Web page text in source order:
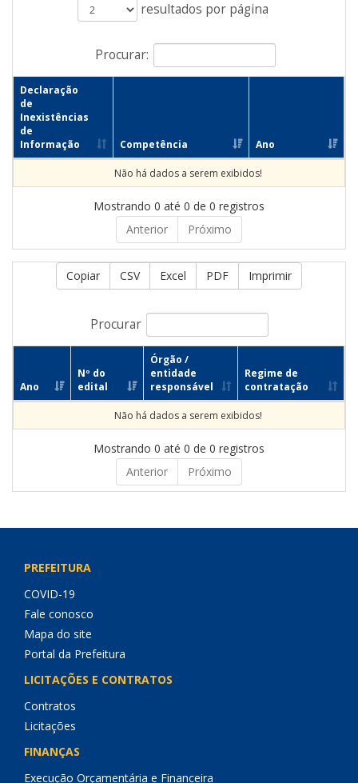
resultados por página
Procurar:
Declaração
de
Inexistências
de
Informação
Competência Ano
Não há dados a serem exibidos!
Mostrando 0 até 0 de 0 registros
Anterior
Próximo
Copiar CSV Excel PDF Imprimir
Procurar
Ano
Nº do
edital
Órgão /
entidade
responsável
Regime de
contratação
Não há dados a serem exibidos!
Mostrando 0 até 0 de 0 registros
Anterior
Próximo
PREFEITURA
COVID-19
Fale conosco
Mapa do site
Portal da Prefeitura
LICITAÇÕES E CONTRATOS
Contratos
Licitações
FINANÇAS
Execução Orçamentária e Financeira